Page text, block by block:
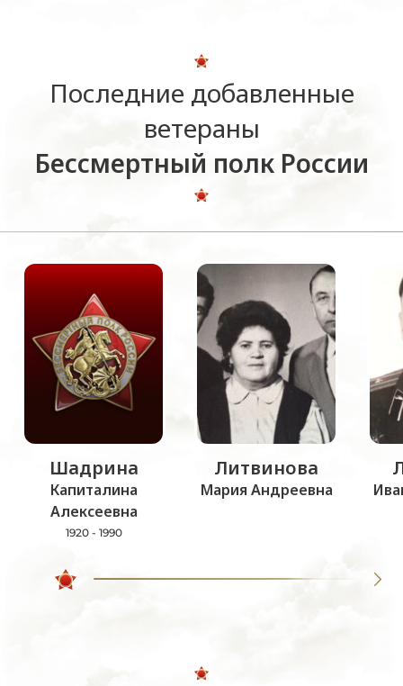
Последние добавленные
ветераны
Бессмертный полк России
Шадрина
Капиталина
Алексеевна
1920 - 1990
Литвинова
Мария Андреевна